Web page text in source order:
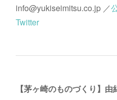
info@yukiseimitsu.co.jp ／
Twitter
【茅ヶ崎のものづくり】